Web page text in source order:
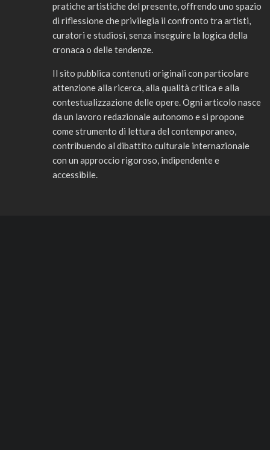
pratiche artistiche del presente, offrendo uno spazio
di riflessione che privilegia il confronto tra artisti,
curatori e studiosi, senza inseguire la logica della
cronaca o delle tendenze.
Il sito pubblica contenuti originali con particolare
attenzione alla ricerca, alla qualità critica e alla
contestualizzazione delle opere. Ogni articolo nasce
da un lavoro redazionale autonomo e si propone
come strumento di lettura del contemporaneo,
contribuendo al dibattito culturale internazionale
con un approccio rigoroso, indipendente e
accessibile.